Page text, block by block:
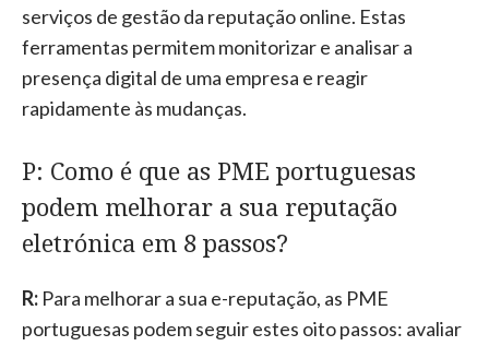
serviços de gestão da reputação online. Estas
ferramentas permitem monitorizar e analisar a
presença digital de uma empresa e reagir
rapidamente às mudanças.
P: Como é que as PME portuguesas
podem melhorar a sua reputação
eletrónica em 8 passos?
R: Para melhorar a sua e-reputação, as PME
portuguesas podem seguir estes oito passos: avaliar